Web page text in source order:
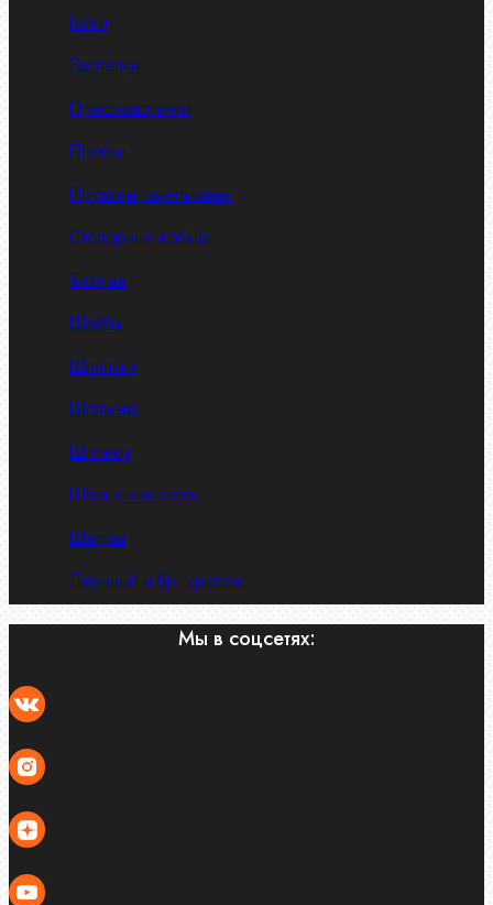
Гайки
Заклепки
Пресс-масленки
Пробки
Пружины тарельчатые
Стопорные кольца
Такелаж
Шайбы
Шпильки
Шплинты
Шпонки
Шпоночная сталь
Штифты
Латунный и бр. крепеж
Мы в соцсетях: